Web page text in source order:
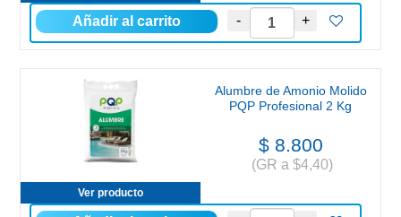
Ver producto
Alumbre de Amonio Molido
PQP Profesional 2 Kg
$ 8.800
(GR a $4,40)